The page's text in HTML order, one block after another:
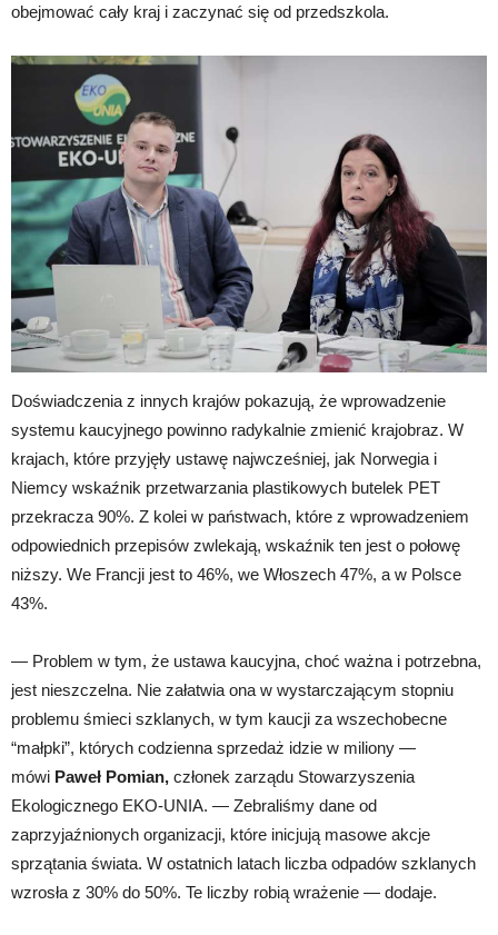
obejmować cały kraj i zaczynać się od przedszkola.
Doświadczenia z innych krajów pokazują, że wprowadzenie
systemu kaucyjnego powinno radykalnie zmienić krajobraz. W
krajach, które przyjęły ustawę najwcześniej, jak Norwegia i
Niemcy wskaźnik przetwarzania plastikowych butelek PET
przekracza 90%. Z kolei w państwach, które z wprowadzeniem
odpowiednich przepisów zwlekają, wskaźnik ten jest o połowę
niższy. We Francji jest to 46%, we Włoszech 47%, a w Polsce
43%.
— Problem w tym, że ustawa kaucyjna, choć ważna i potrzebna,
jest nieszczelna. Nie załatwia ona w wystarczającym stopniu
problemu śmieci szklanych, w tym kaucji za wszechobecne
“małpki”, których codzienna sprzedaż idzie w miliony —
mówi Paweł Pomian, członek zarządu Stowarzyszenia
Ekologicznego EKO-UNIA. — Zebraliśmy dane od
zaprzyjaźnionych organizacji, które inicjują masowe akcje
sprzątania świata. W ostatnich latach liczba odpadów szklanych
wzrosła z 30% do 50%. Te liczby robią wrażenie — dodaje.